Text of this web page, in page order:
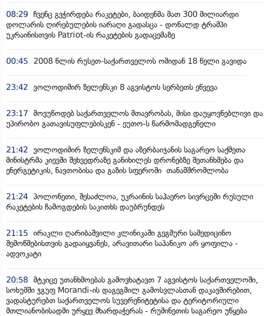
08:29 ჩვენც გვჭირდება რაკეტები, ბაიდენმა მათ 300 მილიარდი
დოლარის ღირებულების იარაღი გადასცა - დონალდ ტრამპი
უკრაინისთვის Patriot-ის რაკეტების გადაცემაზე
00:45 2008 წლის რუსეთ-საქართველოს ომიდან 18 წელი გავიდა
23:42 ვოლოდიმირ ზელენსკი 8 აგვისტოს სერბეთს ეწვევა
23:17 მოვუწოდებ საქართველოს მთავრობას, მისი დაუყოვნებლივი და
უპირობო გათავისუფლებისკენ - ეუთო-ს წარმომადგენელი
21:42
ვოლოდიმირ ზელენსკიმ და აზერბაიჯანის საგარეო საქმეთა
მინისტრმა კიევში შეხვედრაზე განიხილეს დრონებზე შეთანხმება და
ენერგეტიკის, ნავთობისა და გაზის სფეროში თანამშრომლობა
21:24 პოლონეთი, შესაძლოა, უკრაინის საჰაერო სივრცეში რუსული
რაკეტების ჩამოგდების საკითხს დაუბრუნდეს
21:15 ირაკლი ღარიბაშვილი კლინიკაში გეგმური სამედიცინო
შემოწმებისთვის გადაიყვანეს, არავითარი საპანიკო არ ყოფილა -
ადვოკატი
20:58 მტკიცე უთანხმოებას გამოვხატავთ 7 აგვისტოს საქართველოში,
სოხუმში ჯგუფ Morandi-ის დაგეგმილ გამოსვლასთან დაკავშირებით,
ვადასტურებთ საქართველოს სუვერენიტეტისა და ტერიტორიული
მთლიანობისადმი ურყევ მხარდაჭერას - რუმინეთის საგარეო უწყება